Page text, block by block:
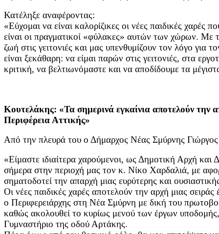
Κατέληξε αναφέροντας:
«Εύχομαι να είναι καλορίζικες οι νέες παιδικές χαρές
είναι οι πραγματικοί «φύλακες» αυτών των χώρων. Με
ζωή στις γειτονιές και μας υπενθυμίζουν τον λόγο για
είναι ξεκάθαρη: να είμαι παρών στις γειτονιές, στα
κριτική, να βελτιωνόμαστε και να αποδίδουμε τα
Κουτελάκης: «Τα σημερινά εγκαίνια αποτελούν την
Περιφέρεια Αττικής»
Από την πλευρά του ο Δήμαρχος Νέας Σμύρνης
«Είμαστε ιδιαίτερα χαρούμενοι, ως Δημοτική Αρχή και
σήμερα στην περιοχή μας τον κ. Νίκο Χαρδαλιά, με
σηματοδοτεί την απαρχή μιας ευρύτερης και
Οι νέες παιδικές χαρές αποτελούν την αρχή μιας
ο Περιφερειάρχης στη Νέα Σμύρνη με δική του
καθώς ακολουθεί το κυρίως μενού των έργων
Γυμναστήριο της οδού Αρτάκης.